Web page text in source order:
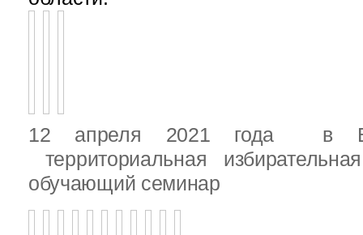
12 апреля 2021 года в
территориальная
обучающий семинар